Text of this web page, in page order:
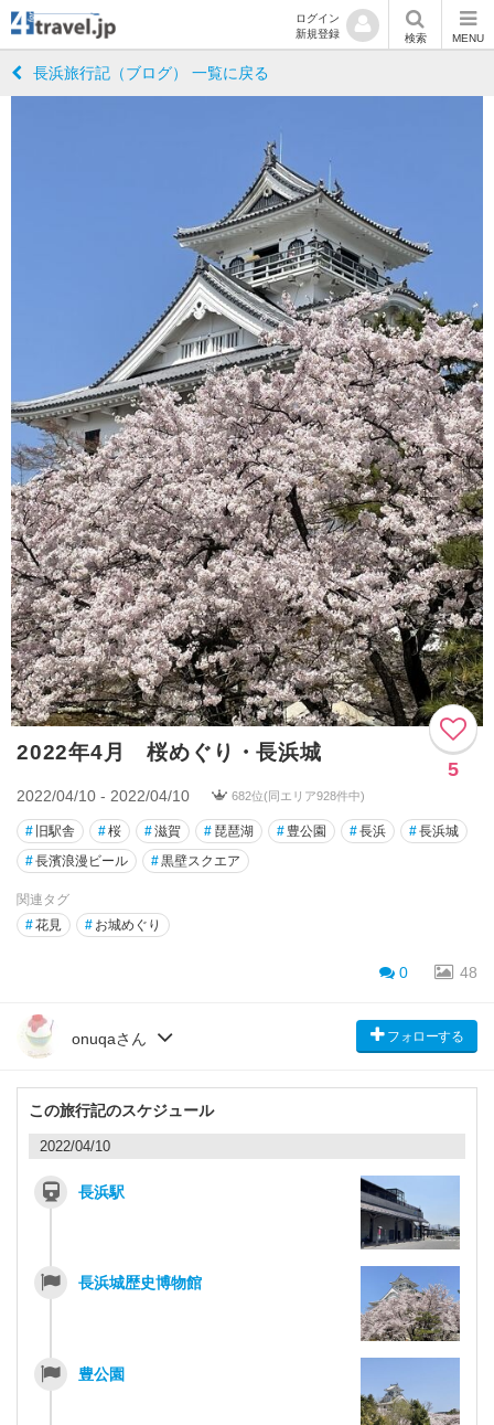
ログイン
新規登録
検索 MENU
長浜旅行記（ブログ） 一覧に戻る
2022年4月 桜めぐり・長浜城
5
2022/04/10 - 2022/04/10 682位(同エリア928件中)
# 旧駅舎 #桜 #滋賀 # 琵琶湖 # 豊公園 #長浜 #長浜城
#長濱浪漫ビール #黒壁スクエア
関連タグ
#花見 # お城めぐり
0 48
onuqaさん フォローする
この旅行記のスケジュール
2022/04/10
長浜駅
長浜城歴史博物館
豊公園